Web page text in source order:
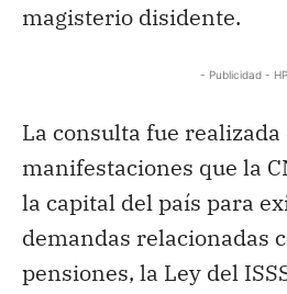
magisterio disidente.
- Publicidad -
La consulta fue
manifestaciones que la
la capital del país para
demandas relacionadas
pensiones, la Ley del